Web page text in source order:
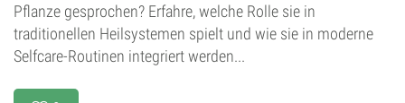
Pflanze gesprochen? Erfahre, welche Rolle sie in
traditionellen Heilsystemen spielt und wie sie in moderne
Selfcare-Routinen integriert werden...